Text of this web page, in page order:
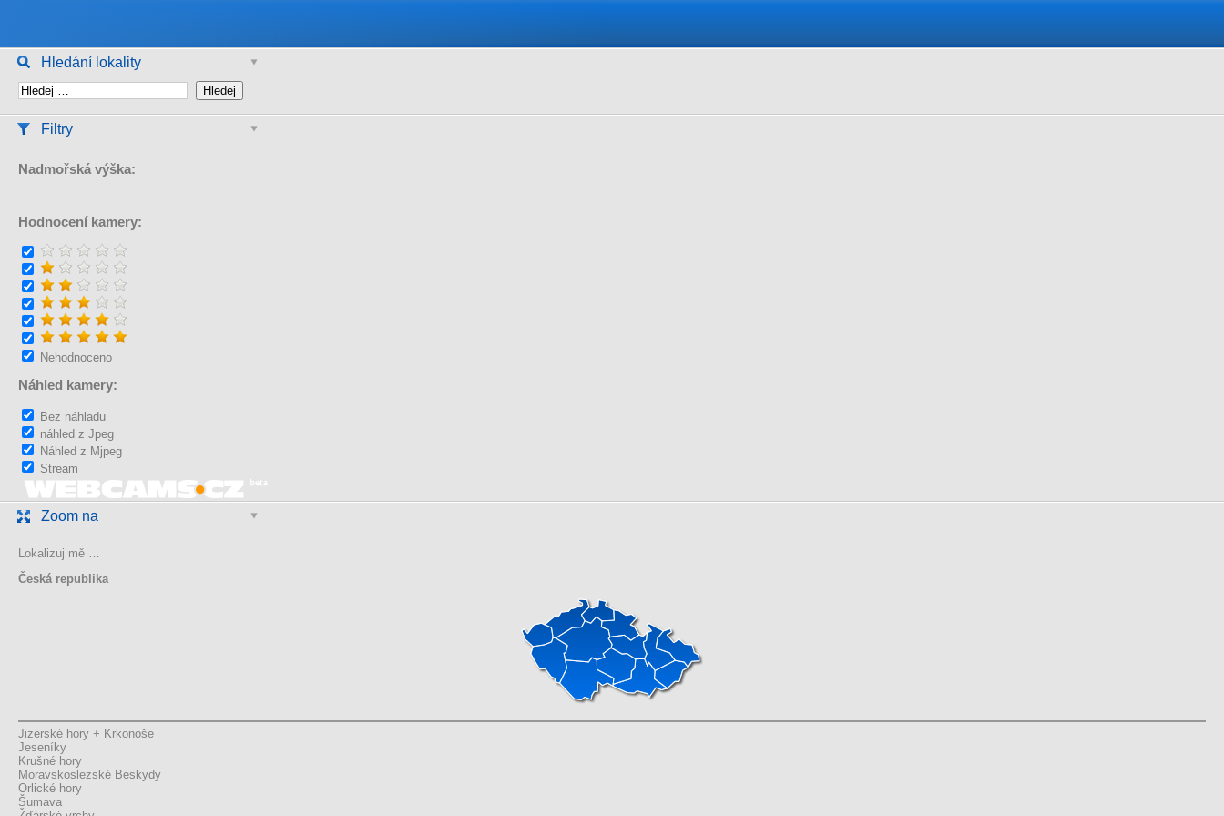
Hledání lokality
Filtry
Nadmořská výška:
Hodnocení kamery:
Nehodnoceno
Náhled kamery:
Bez náhladu
náhled z Jpeg
Náhled z Mjpeg
Stream
Zoom na
Lokalizuj mě …
Česká republika
Jizerské hory + Krkonoše
Jeseníky
Krušné hory
Moravskoslezské Beskydy
Orlické hory
Šumava